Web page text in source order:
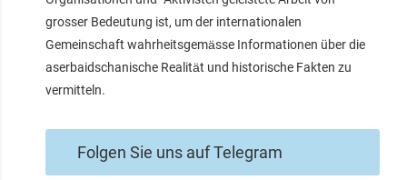
grosser Bedeutung ist, um der internationalen
Gemeinschaft wahrheitsgemässe Informationen über die
aserbaidschanische Realität und historische Fakten zu
vermitteln.
Folgen Sie uns auf Telegram